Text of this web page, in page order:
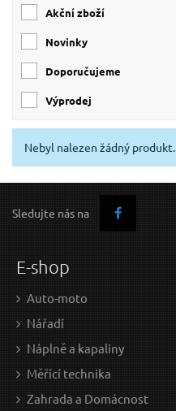
Akční zboží
Novinky
Doporučujeme
Výprodej
Nebyl nalezen žádný produkt.
Sledujte nás na
E-shop
Auto-moto
Nářadí
Náplně a kapaliny
Měřící technika
Zahrada a Domácnost